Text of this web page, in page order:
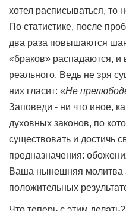
хотел расписываться, то
По статистике, после
два раза повышаются
«браков» распадаются, и
реального. Ведь не зря
них гласит: «Не
Заповеди - ни что иное,
духовных законов, по
существовать и достичь
предназначения:
Ваша нынешняя молитва
положительных